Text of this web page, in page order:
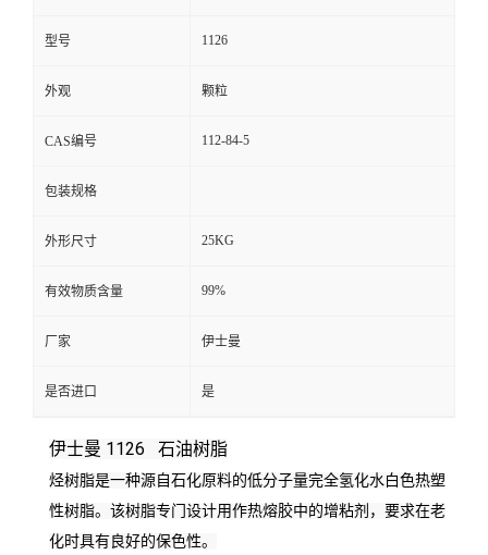
型号 1126
外观 颗粒
CAS编号 112-84-5
包装规格
外形尺寸 25KG
有效物质含量 99%
厂家 伊士曼
是否进口 是
伊士曼 1126 石油树脂
烃树脂是一种源自石化原料的低分子量完全氢化水白色热塑
性树脂。 该树脂专门设计用作热熔胶中的增粘剂，要求在老
化时具有良好的保色性。